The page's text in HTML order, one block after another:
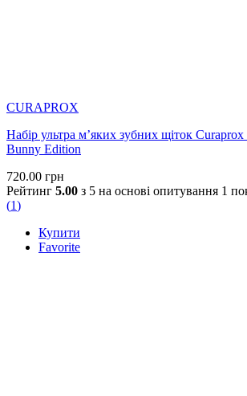
CURAPROX
Набір ультра м’яких зубних щіток
Bunny Edition
720.00 грн
Рейтинг 5.00 з 5 на основі опитування 1
(1)
Купити
Favorite